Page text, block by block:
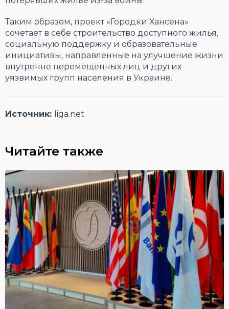
Таким образом, проект «Городки Хансена»
сочетает в себе строительство доступного жилья,
социальную поддержку и образовательные
инициативы, направленные на улучшение жизни
внутренне перемещенных лиц и других
уязвимых групп населения в Украине.
Источник: liga.net
Читайте также